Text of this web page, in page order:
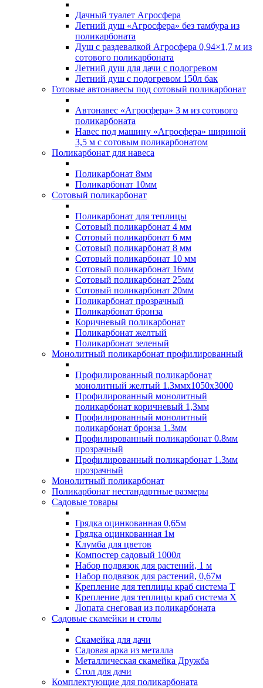
Дачный туалет Агросфера
Летний душ «Агросфера» без тамбура из
поликарбоната
Душ с раздевалкой Агросфера 0,94×1,7 м из
сотового поликарбоната
Летний душ для дачи с подогревом
Летний душ с подогревом 150л бак
Готовые автонавесы под сотовый поликарбонат
Автонавес «Агросфера» 3 м из сотового
поликарбоната
Навес под машину «Агросфера» шириной
3,5 м с сотовым поликарбонатом
Поликарбонат для навеса
Поликарбонат 8мм
Поликарбонат 10мм
Сотовый поликарбонат
Поликарбонат для теплицы
Сотовый поликарбонат 4 мм
Сотовый поликарбонат 6 мм
Сотовый поликарбонат 8 мм
Сотовый поликарбонат 10 мм
Сотовый поликарбонат 16мм
Сотовый поликарбонат 25мм
Сотовый поликарбонат 20мм
Поликарбонат прозрачный
Поликарбонат бронза
Коричневый поликарбонат
Поликарбонат желтый
Поликарбонат зеленый
Монолитный поликарбонат профилированный
Профилированный поликарбонат
монолитный желтый 1.3ммх1050х3000
Профилированный монолитный
поликарбонат коричневый 1,3мм
Профилированный монолитный
поликарбонат бронза 1.3мм
Профилированный поликарбонат 0.8мм
прозрачный
Профилированный поликарбонат 1.3мм
прозрачный
Монолитный поликарбонат
Поликарбонат нестандартные размеры
Садовые товары
Грядка оцинкованная 0,65м
Грядка оцинкованная 1м
Клумба для цветов
Компостер садовый 1000л
Набор подвязок для растений, 1 м
Набор подвязок для растений, 0,67м
Крепление для теплицы краб система Т
Крепление для теплицы краб система Х
Лопата снеговая из поликарбоната
Садовые скамейки и столы
Скамейка для дачи
Садовая арка из металла
Металлическая скамейка Дружба
Стол для дачи
Комплектующие для поликарбоната